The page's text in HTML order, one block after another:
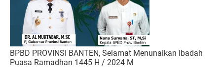
BPBD PROVINSI BANTEN, Selamat Menunaikan Ibadah
Puasa Ramadhan 1445 H / 2024 M